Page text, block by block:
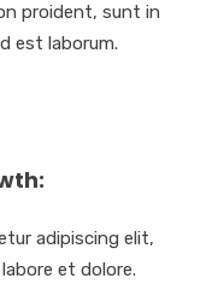
proident, sunt in
est laborum.
adipiscing elit,
et dolore.